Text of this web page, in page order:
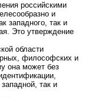
российскими
и
западного, так и
Это утверждение
области
философских и
она может без
так и